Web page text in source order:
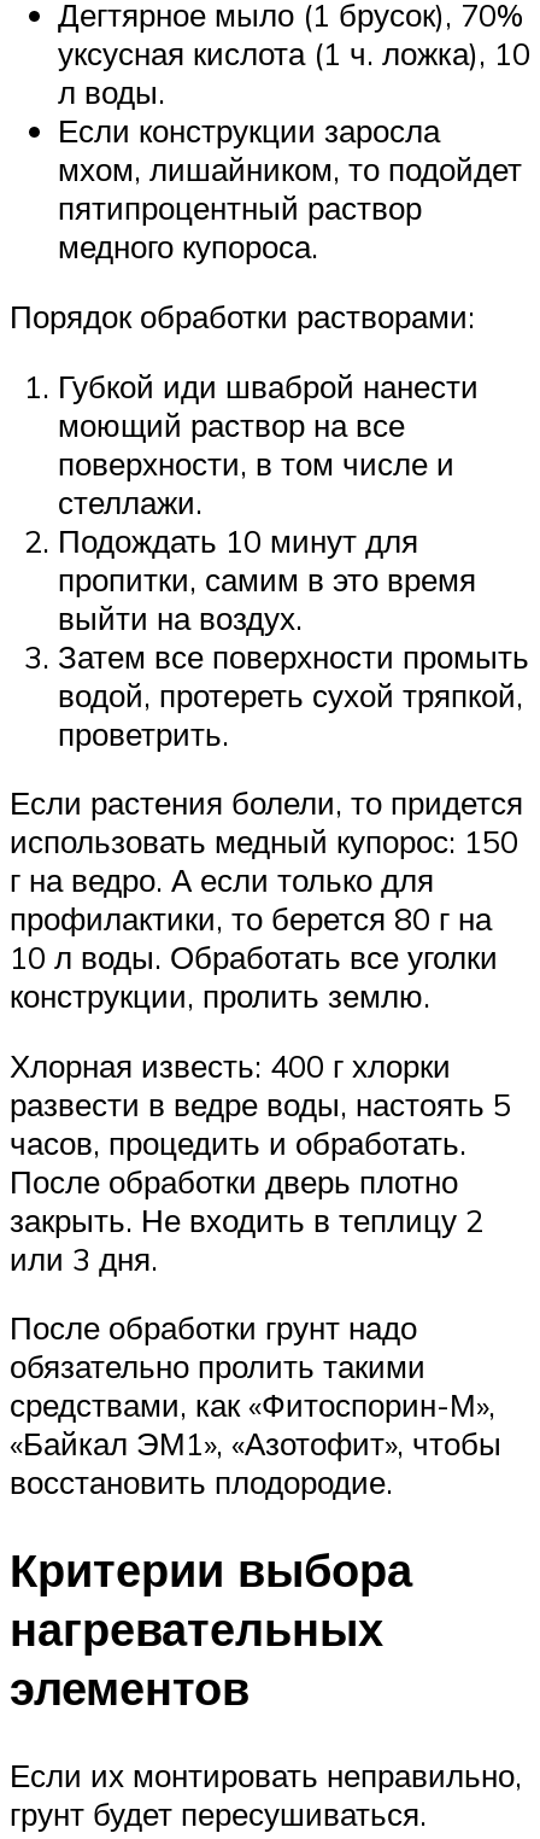
Дегтярное мыло (1 брусок), 70%
уксусная кислота (1 ч. ложка), 10
л воды.
Если конструкции заросла
мхом, лишайником, то подойдет
пятипроцентный раствор
медного купороса.
Порядок обработки растворами:
Губкой иди шваброй нанести
моющий раствор на все
поверхности, в том числе и
стеллажи.
Подождать 10 минут для
пропитки, самим в это время
выйти на воздух.
Затем все поверхности промыть
водой, протереть сухой тряпкой,
проветрить.
Если растения болели, то придется
использовать медный купорос: 150
г на ведро. А если только для
профилактики, то берется 80 г на
10 л воды. Обработать все уголки
конструкции, пролить землю.
Хлорная известь: 400 г хлорки
развести в ведре воды, настоять 5
часов, процедить и обработать.
После обработки дверь плотно
закрыть. Не входить в теплицу 2
или 3 дня.
После обработки грунт надо
обязательно пролить такими
средствами, как «Фитоспорин-М»,
«Байкал ЭМ1», «Азотофит», чтобы
восстановить плодородие.
Критерии выбора
нагревательных
элементов
Если их монтировать неправильно,
грунт будет пересушиваться.